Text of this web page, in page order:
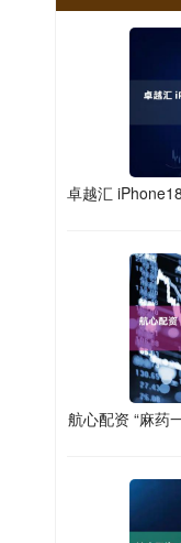
卓越汇
航心配资 “麻药